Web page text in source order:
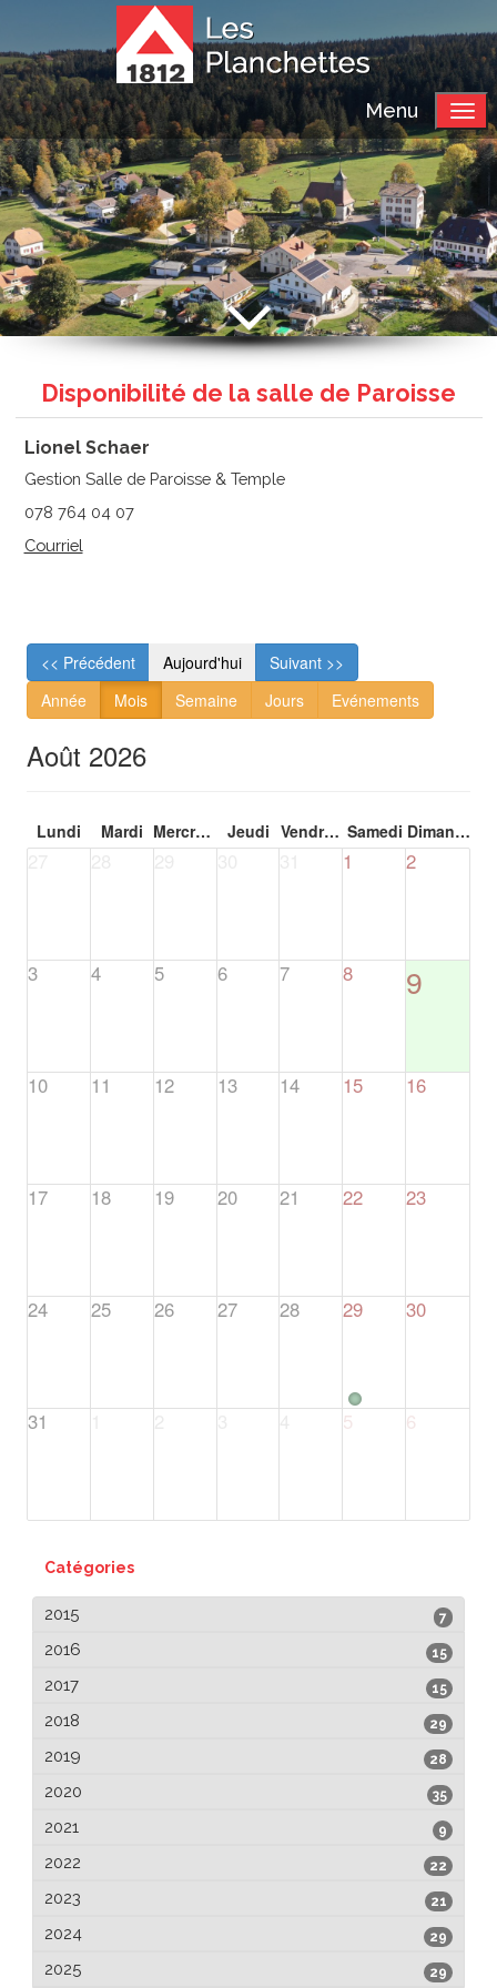
Menu
Disponibilité de la salle de Paroisse
Lionel Schaer
Gestion Salle de Paroisse & Temple
078 764 04 07
Courriel
Catégories
7
2015
15
2016
15
2017
29
2018
28
2019
35
2020
9
2021
22
2022
21
2023
29
2024
29
2025